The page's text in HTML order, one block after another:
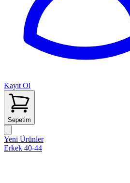
Kayıt Ol
Sepetim
Yeni Ürünler
Erkek 40-44